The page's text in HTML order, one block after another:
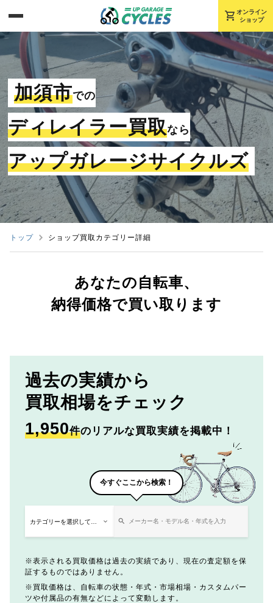
shopping_cart オンライン
ショップ
加須市での
ディレイラー買取なら
アップガレージサイクルズ
トップ ショップ買取カテゴリー詳細
あなたの自転車、
納得価格で買い取ります
過去の実績から
買取相場をチェック
1,950件のリアルな買取実績を掲載中！
今すぐここから検索！
表示される買取価格は過去の実績であり、現在の査定額を保
証するものではありません。
買取価格は、自転車の状態・年式・市場相場・カスタムパー
ツや付属品の有無などによって変動します。